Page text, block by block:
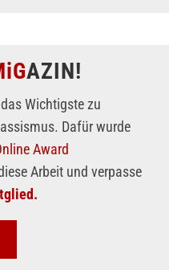
AZIN!
Wichtigste zu
Dafür wurde
Award
Arbeit und verpasse